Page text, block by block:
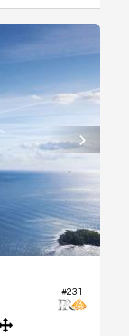
#231